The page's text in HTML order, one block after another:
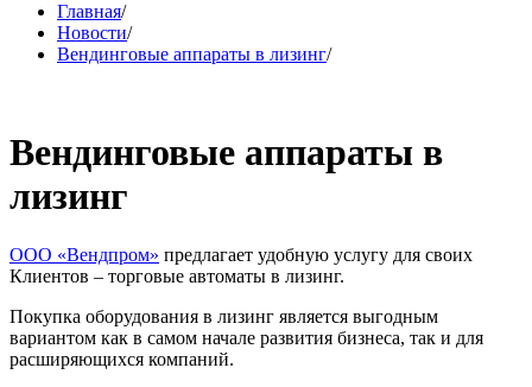
Главная/
Новости/
Вендинговые аппараты в лизинг/
Вендинговые аппараты в
лизинг
ООО «Вендпром» предлагает удобную услугу для своих
Клиентов – торговые автоматы в лизинг.
Покупка оборудования в лизинг является выгодным
вариантом как в самом начале развития бизнеса, так и для
расширяющихся компаний.